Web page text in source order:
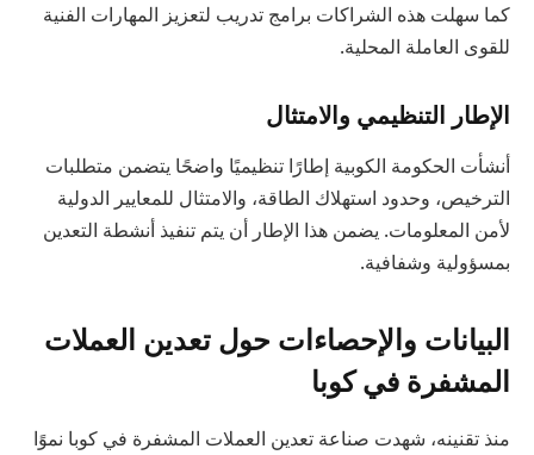
كما سهلت هذه الشراكات برامج تدريب لتعزيز المهارات الفنية
للقوى العاملة المحلية.
الإطار التنظيمي والامتثال
أنشأت الحكومة الكوبية إطارًا تنظيميًا واضحًا يتضمن متطلبات
الترخيص، وحدود استهلاك الطاقة، والامتثال للمعايير الدولية
لأمن المعلومات. يضمن هذا الإطار أن يتم تنفيذ أنشطة التعدين
بمسؤولية وشفافية.
البيانات والإحصاءات حول تعدين العملات
المشفرة في كوبا
منذ تقنينه، شهدت صناعة تعدين العملات المشفرة في كوبا نموًا